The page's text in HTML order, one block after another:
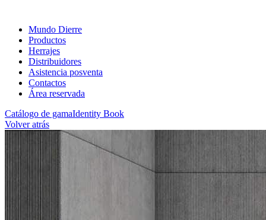
Mundo Dierre
Productos
Herrajes
Distribuidores
Asistencia posventa
Contactos
Área reservada
Catálogo de gamaIdentity Book
Volver atrás